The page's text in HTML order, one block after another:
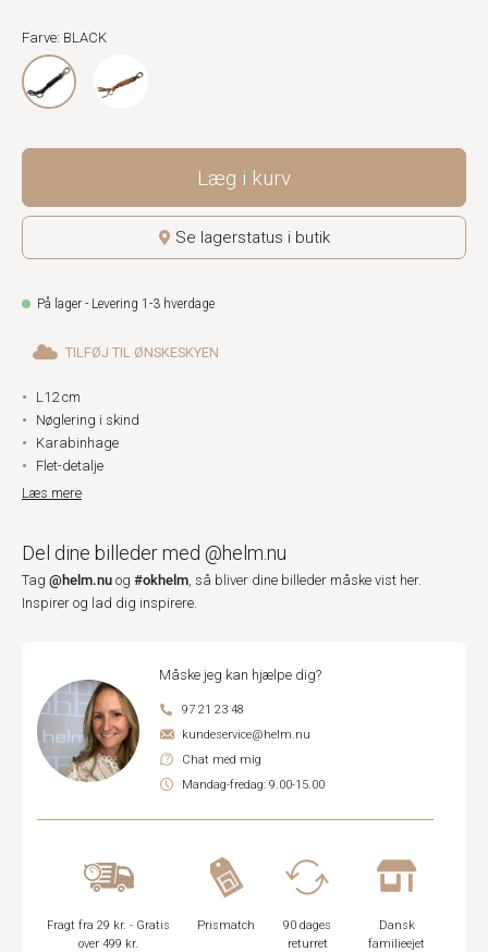
Farve: BLACK
Læg i kurv
Se lagerstatus i butik
På lager - Levering 1-3 hverdage
TILFØJ TIL ØNSKESKYEN
L12 cm
Nøglering i skind
Karabinhage
Flet-detalje
Læs mere
Del dine billeder med @helm.nu
Tag @helm.nu og #okhelm, så bliver dine billeder måske vist her.
Inspirer og lad dig inspirere.
Måske jeg kan hjælpe dig?
97 21 23 48
kundeservice@helm.nu
Chat med mig
Mandag-fredag: 9.00-15.00
Fragt fra 29 kr. - Gratis
over 499 kr.
Prismatch
90 dages
returret
Dansk
familieejet